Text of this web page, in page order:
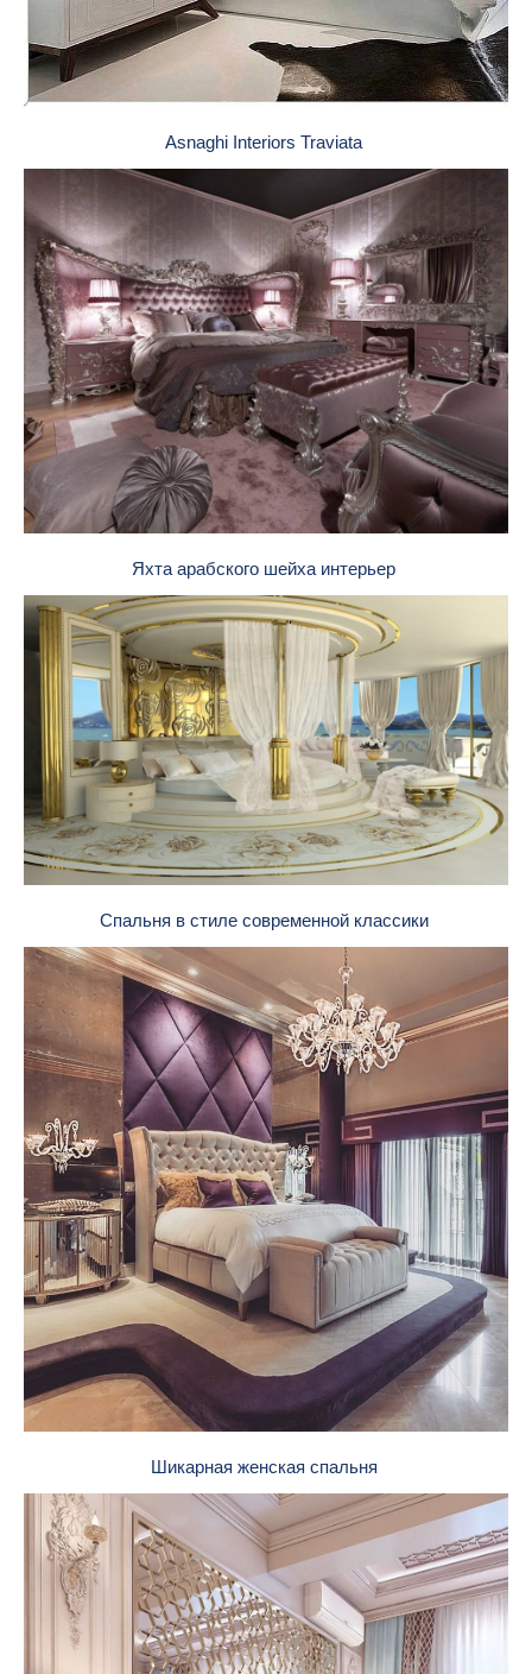
Asnaghi Interiors Traviata
Яхта арабского шейха интерьер
Спальня в стиле современной классики
Шикарная женская спальня